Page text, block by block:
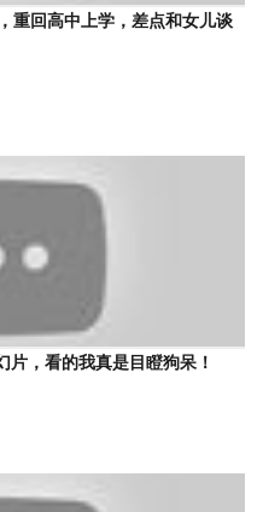
重回高中上学，差点和女儿谈
片，看的我真是目瞪狗呆！